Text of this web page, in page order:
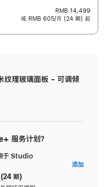
RMB 14,499
或 RMB 605/月 (24 期) 起
理玻璃面板 - 可调倾
服务计划？
于 Studio
期)
添加